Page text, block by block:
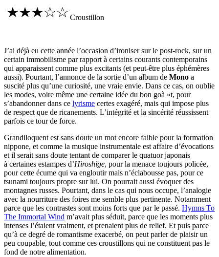
Croustillon
J’ai déjà eu cette année l’occasion d’ironiser sur le post-rock, sur un
certain immobilisme par rapport à certains courants contemporains
qui apparaissent comme plus excitants (et peut-être plus éphémères
aussi). Pourtant, l’annonce de la sortie d’un album de Mono a
suscité plus qu’une curiosité, une vraie envie. Dans ce cas, on oublie
les modes, voire même une certaine idée du bon goà »t, pour
s’abandonner dans ce lyrisme certes exagéré, mais qui impose plus
de respect que de ricanements. L’intégrité et la sincérité réussissent
parfois ce tour de force.
Grandiloquent est sans doute un mot encore faible pour la formation
nippone, et comme la musique instrumentale est affaire d’évocations
et il serait sans doute tentant de comparer le quatuor japonais
à certaines estampes d’Hiroshige, pour la menace toujours policée,
pour cette écume qui va engloutir mais n’éclabousse pas, pour ce
tsunami toujours propre sur lui. On pourrait aussi évoquer des
montagnes russes. Pourtant, dans le cas qui nous occupe, l’analogie
avec la nourriture des foires me semble plus pertinente. Notamment
parce que les contrastes sont moins forts que par le passé. Hymns To
The Immortal Wind m’avait plus séduit, parce que les moments plus
intenses l’étaient vraiment, et prenaient plus de relief. Et puis parce
qu’à ce degré de romantisme exacerbé, on peut parler de plaisir un
peu coupable, tout comme ces croustillons qui ne constituent pas le
fond de notre alimentation.